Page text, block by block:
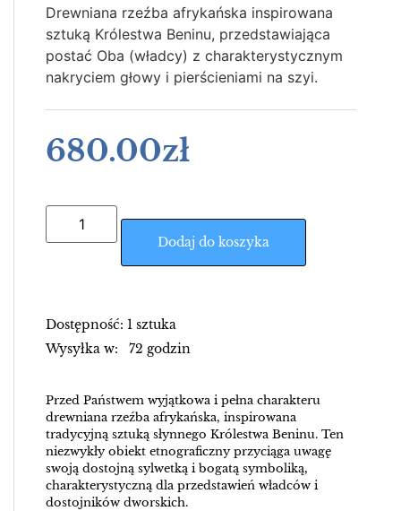
Drewniana rzeźba afrykańska inspirowana
sztuką Królestwa Beninu, przedstawiająca
postać Oba (władcy) z charakterystycznym
nakryciem głowy i pierścieniami na szyi.
680.00zł
Dodaj do koszyka
Dostępność: 1 sztuka
Wysyłka w: 72 godzin
Przed Państwem wyjątkowa i pełna charakteru
drewniana rzeźba afrykańska, inspirowana
tradycyjną sztuką słynnego Królestwa Beninu. Ten
niezwykły obiekt etnograficzny przyciąga uwagę
swoją dostojną sylwetką i bogatą symboliką,
charakterystyczną dla przedstawień władców i
dostojników dworskich.